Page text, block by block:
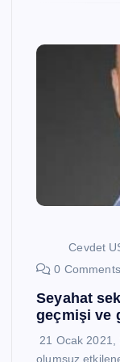
Cevdet
0 Comments
Seyahat
geçmişi ve
21 Ocak 2021,
olumsuz